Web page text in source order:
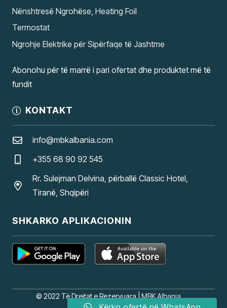
Nënshtresë Ngrohëse, Heating Foil
Termostat
Ngrohje Elektrike për Sipërfaqe të Jashtme
Abonohu për të marrë i pari ofertat dhe produktet më të
fundit
KONTAKT
info@mbkalbania.com
+355 68 90 92 545
Rr. Sulejman Delvina, përballë Classic Hotel,
Tiranë, Shqipëri
SHKARKO APLIKACIONIN
© 2022 Të Drejtat e Rezervuara |MBK Albania